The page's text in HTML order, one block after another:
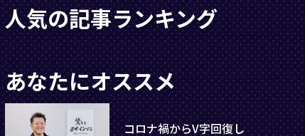
人気の記事ランキング
あなたにオススメ
コロナ禍からV字回復し